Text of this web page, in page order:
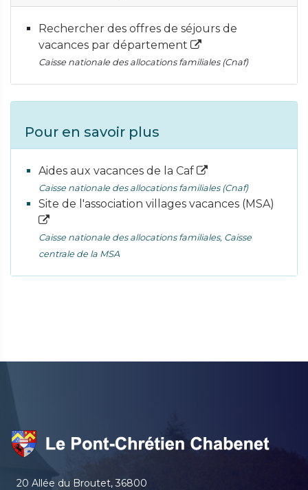
Rechercher des offres de séjours de
vacances par département
Caisse nationale des allocations familiales (Cnaf)
Pour en savoir plus
Aides aux vacances de la Caf
Caisse nationale des allocations familiales (Cnaf)
Site de l'association villages vacances (MSA)
Caisse nationale des allocations familiales, Caisse
centrale de la MSA
20 Allée du Broutet, 36800